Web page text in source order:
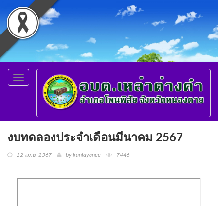
Toggle
navigation
งบทดลองประจำเดือนมีนาคม 2567
22 เม.ย. 2567 by kanlayanee 7446